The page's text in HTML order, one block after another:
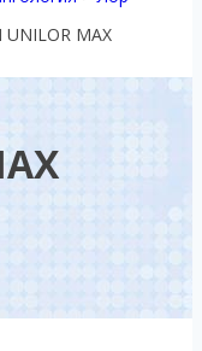
UNILOR MAX